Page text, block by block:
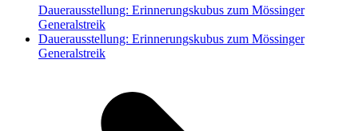
Dauerausstellung: Erinnerungskubus zum Mössinger
Generalstreik
Nächster
Beitrag:
Dauerausstellung: Erinnerungskubus zum Mössinger
Generalstreik